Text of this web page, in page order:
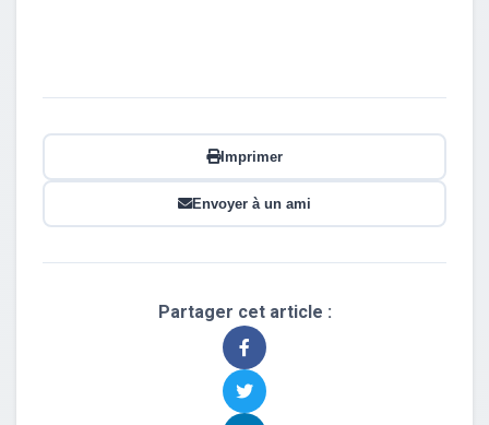
Imprimer
Envoyer à un ami
Partager cet article :